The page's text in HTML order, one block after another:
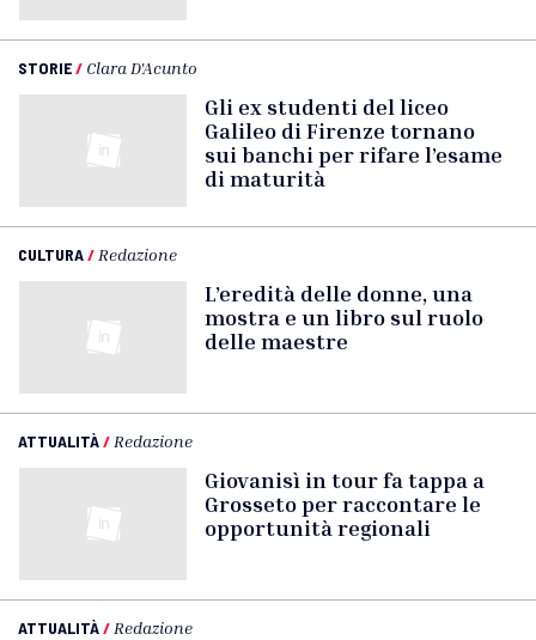
STORIE/ Clara D'Acunto
Gli ex studenti del liceo
Galileo di Firenze tornano
sui banchi per rifare l’esame
di maturità
CULTURA/ Redazione
L’eredità delle donne, una
mostra e un libro sul ruolo
delle maestre
ATTUALITÀ/ Redazione
Giovanisì in tour fa tappa a
Grosseto per raccontare le
opportunità regionali
ATTUALITÀ/ Redazione